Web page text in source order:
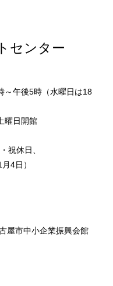
センター
午後5時（水曜日は18
曜日開館
祝休日、
4日）
屋市中小企業振興会館